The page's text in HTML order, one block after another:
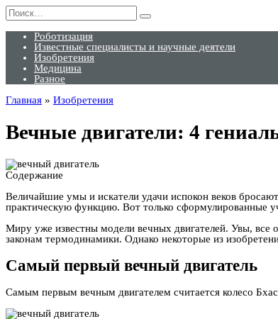
Перейти
к
содержанию
Search
for:
Роботизация
Известные специалисты и научные деятели
Изобретения
Медицина
Разное
Главная » Изобретения
Вечные двигатели: 4
Содержание
Величайшие умы и искатели удачи испокон веков
практическую функцию. Вот только сформулированные
Миру уже известны модели вечных двигателей. Увы,
законам термодинамики. Однако некоторые из
Самый первый вечный двигатель
Самым первым вечным двигателем считается колесо